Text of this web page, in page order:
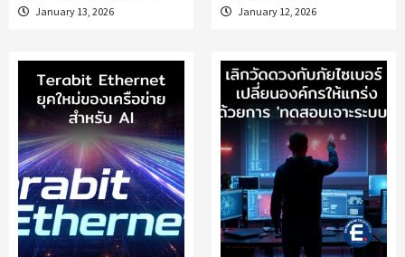
January 13, 2026 January 12, 2026